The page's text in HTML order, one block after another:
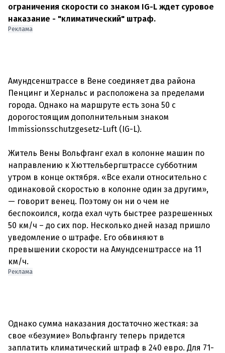
ограничения скорости со знаком IG-L ждет суровое
наказание - "климатический" штраф.
Реклама
Амундсенштрассе в Вене соединяет два района
Пенцинг и Хернальс и расположена за пределами
города. Однако на маршруте есть зона 50 с
дорогостоящим дополнительным знаком
Immissionsschutzgesetz-Luft (IG-L).
Житель Вены Вольфганг ехал в колонне машин по
направлению к Хюттельбергштрассе субботним
утром в конце октября. «Все ехали относительно с
одинаковой скоростью в колонне один за другим»,
— говорит венец. Поэтому он ни о чем не
беспокоился, когда ехал чуть быстрее разрешенных
50 км/ч – до сих пор. Несколько дней назад пришло
уведомление о штрафе. Его обвиняют в
превышении скорости на Амундсенштрассе на 11
Реклама
Однако сумма наказания достаточно жесткая: за
свое «безумие» Вольфгангу теперь придется
заплатить климатический штраф в 240 евро. Для 71-